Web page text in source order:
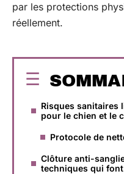
par les protections
réellement.
Risques sanitaires
pour le chien et le
Protocole de
Clôture anti-
techniques qui